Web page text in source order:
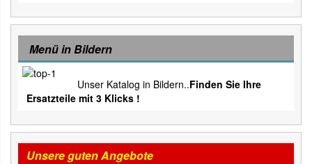
Menü in Bildern
Unser Katalog in Bildern..Finden Sie Ihre
Ersatzteile mit 3 Klicks !
Unsere guten Angebote